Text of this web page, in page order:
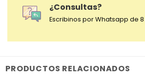
¿Consultas?
Escribinos por Whatsapp de 8
PRODUCTOS RELACIONADOS